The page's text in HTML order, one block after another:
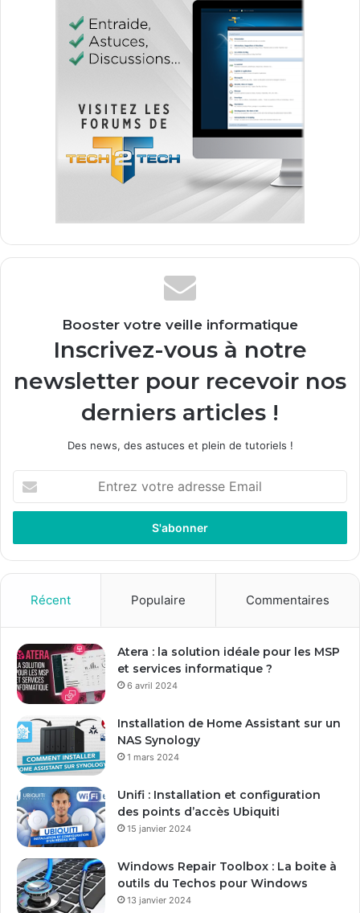
Booster votre veille informatique
Inscrivez-vous à notre
newsletter pour recevoir nos
derniers articles !
Des news, des astuces et plein de tutoriels !
t
e
z
r
e
a
d
s
e
m
a
Récent Populaire Commentaires
Atera : la solution idéale pour les MSP
et services informatique ?
6 avril 2024
Installation de Home Assistant sur un
NAS Synology
1 mars 2024
Unifi : Installation et configuration
des points d’accès Ubiquiti
15 janvier 2024
Windows Repair Toolbox : La boite à
outils du Techos pour Windows
13 janvier 2024